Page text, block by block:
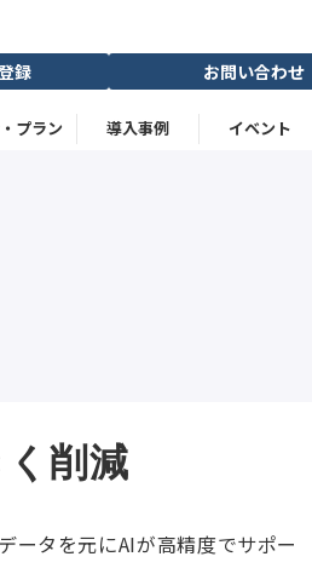
録 お問い合わせ
プラン 導入事例 イベント
削減
ータを元にAIが高精度でサポー